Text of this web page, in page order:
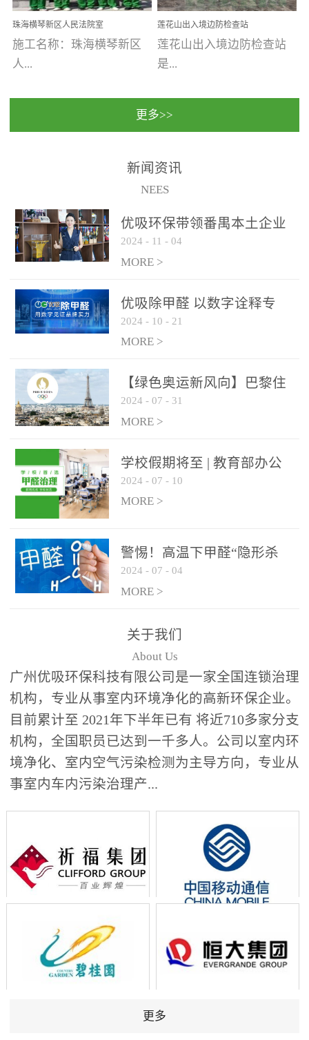
她将越来越枝繁叶茂，终
将会成为一棵参天大树！
优吸环保截止2020年拥有
全国600家网点分支机构。
致酒店是为中高端人士...
州)校区 工程案...
珠海横琴新区人民法院室
内除甲醛空气治理项目
施工名称：珠海横琴新区
人...
民法院室内除甲醛空气治
保施工日期：2020年1月珠
莲花山出入境边防检查站
室内除甲醛空气治理项目
莲花山出入境边防检查站
是...
国家通过设在对外开放口
（及各出入境边防检查
更多>>
新闻资讯
NEES
优吸环保带领番禺本​土企业
勇敢破局向“新”
2024 - 11 - 04
MORE >
优吸除甲醛 以数字诠释专
业，尽显除醛品牌实力！
2024 - 10 - 21
MORE >
【绿色奥运新风向】巴黎住
宿风波：优吸环保共建健康
绿色家居
2024 - 07 - 31
MORE >
学校假期将至 | 教育部办公
厅关于加强学校新建校舍室
内空气质量管理通知
2024 - 07 - 10
MORE >
警惕！高温下甲醛“隐形杀
手”来袭，你的家安全吗？
2024 - 07 - 04
MORE >
关于我们
About Us
广州优吸环保科技有限公司是一家全国连锁治理
机构，专业从事室内环境净化的高新环保企业。
目前累计至 2021年下半年已有 将近710多家分支
机构，全国职员已达到一千多人。公司以室内环
境净化、室内空气污染检测为主导方向，专业从
事室内车内污染治理产...
更多